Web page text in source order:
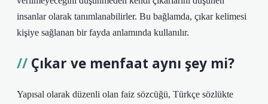
insanlar olarak tanımlanabilirler. Bu bağlamda, çıkar kelimesi
kişiye sağlanan bir fayda anlamında kullanılır.
Çıkar ve menfaat aynı şey mi?
Yapısal olarak düzenli olan faiz sözcüğü, Türkçe sözlükte